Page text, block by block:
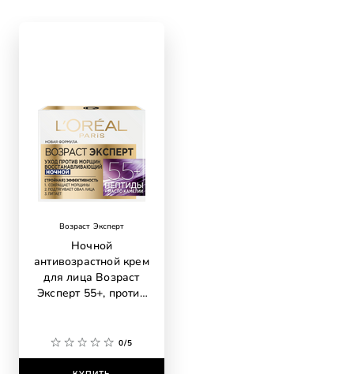
Возраст Эксперт
Ночной
антивозрастной крем
для лица Возраст
Эксперт 55+, против
0/5